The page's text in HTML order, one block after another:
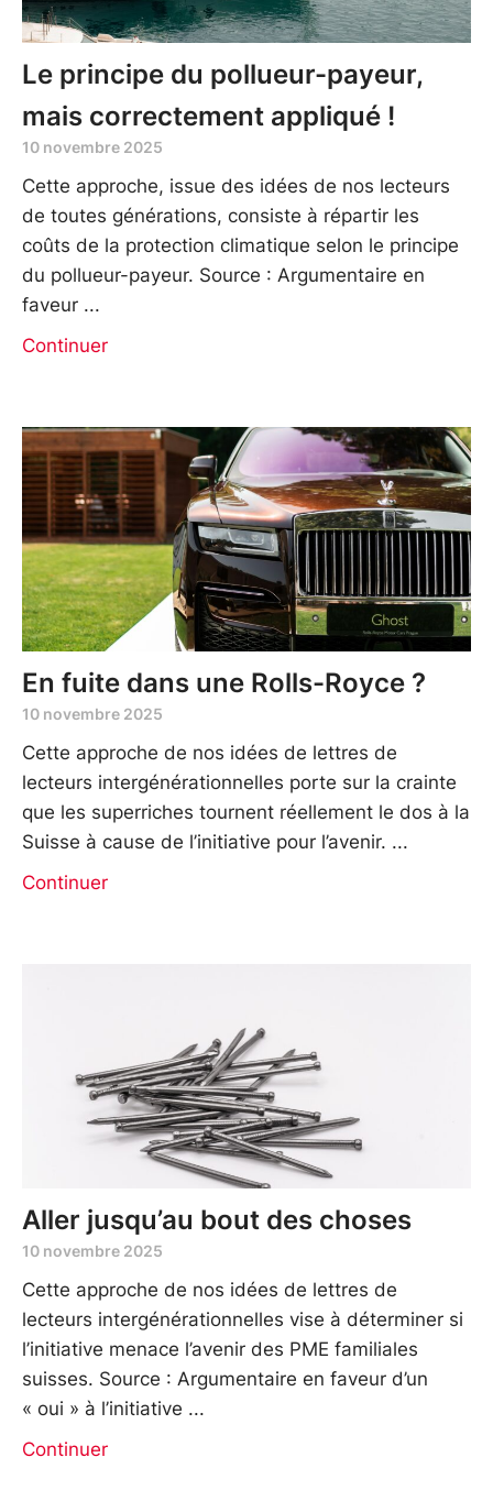
Le principe du pollueur-payeur,
mais correctement appliqué !
10 novembre 2025
Cette approche, issue des idées de nos lecteurs
de toutes générations, consiste à répartir les
coûts de la protection climatique selon le principe
du pollueur-payeur. Source : Argumentaire en
faveur
Continuer
En fuite dans une Rolls-Royce ?
10 novembre 2025
Cette approche de nos idées de lettres de
lecteurs intergénérationnelles porte sur la crainte
que les superriches tournent réellement le dos à la
Suisse à cause de l’initiative pour l’avenir.
Continuer
Aller jusqu’au bout des choses
10 novembre 2025
Cette approche de nos idées de lettres de
lecteurs intergénérationnelles vise à déterminer si
l’initiative menace l’avenir des PME familiales
suisses. Source : Argumentaire en faveur d’un
« oui » à l’initiative
Continuer